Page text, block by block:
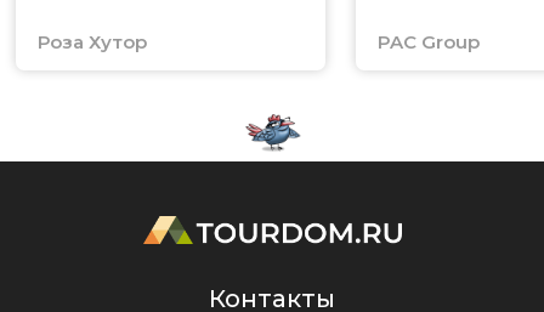
Роза Хутор PAC Group
Контакты